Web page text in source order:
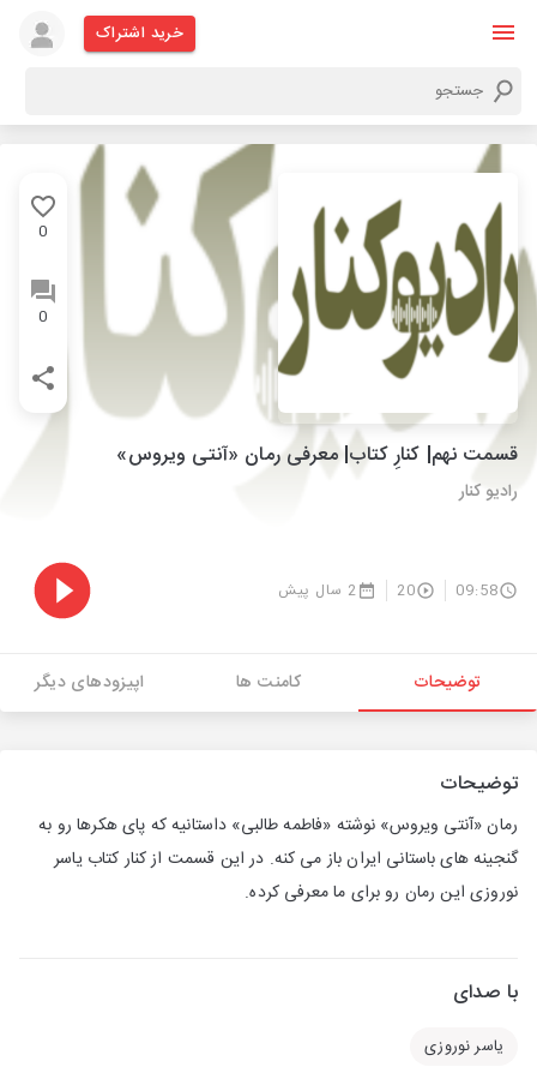
خرید اشتراک
0
0
قسمت نهم| کنارِ کتاب| معرفی رمان «آنتی ویروس»
رادیو کنار
09:58
20 2 سال پیش
توضیحات کامنت ها اپیزودهای دیگر
توضیحات
رمان «آنتی ویروس» نوشته «فاطمه طالبی» داستانیه که پای هکرها رو به
گنجینه های باستانی ایران باز می کنه. در این قسمت از کنار کتاب یاسر
نوروزی این رمان رو برای ما معرفی کرده.
با صدای
یاسر نوروزی